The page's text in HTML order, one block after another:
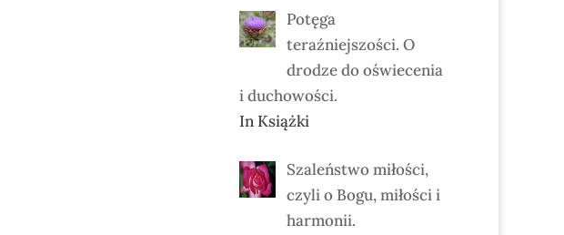
Potęga
teraźniejszości. O
drodze do oświecenia
i duchowości.
In Książki
Szaleństwo miłości,
czyli o Bogu, miłości i
harmonii.